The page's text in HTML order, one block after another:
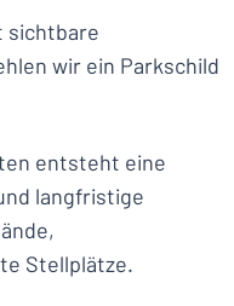
sichtbare
wir ein Parkschild
entsteht eine
langfristige
Stellplätze.